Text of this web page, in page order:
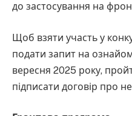
до застосування на
Щоб взяти участь у
подати запит на
вересня 2025 року,
підписати договір про